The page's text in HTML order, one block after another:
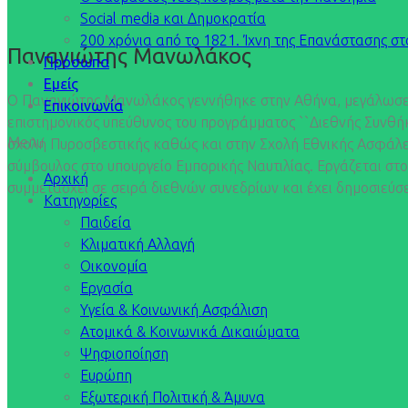
Social media και Δημοκρατία
200 χρόνια από το 1821. Ίχνη της Επανάστασης
Πρόσωπα
Εμείς
Επικοινωνία
Menu
Αρχική
Κατηγορίες
Παιδεία
Κλιματική Αλλαγή
Οικονομία
Εργασία
Υγεία & Κοινωνική Ασφάλιση
Ατομικά & Κοινωνικά Δικαιώματα
Ψηφιοποίηση
Ευρώπη
Εξωτερική Πολιτική & Άμυνα
Παναγιώτης Μανωλάκος
Ο Παναγιώτης Μανωλάκος γεννήθηκε στην Αθήνα, μεγάλωσε
επιστημονικός υπεύθυνος του προγράμματος ``Διεθνής
σχολή Πυροσβεστικής καθώς και στην Σχολή Εθνικής
σύμβουλος στο υπουργείο Εμπορικής Ναυτιλίας. Εργάζεται
συμμετάσχει σε σειρά διεθνών συνεδρίων και έχει